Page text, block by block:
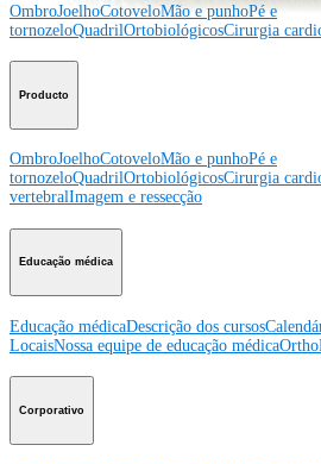
OmbroJoelhoCotoveloMão e punhoPé e
tornozeloQuadrilOrtobiológicosCirurgia
Producto
OmbroJoelhoCotoveloMão e punhoPé e
tornozeloQuadrilOrtobiológicosCirurgia
vertebralImagem e ressecção
Educação médica
Educação médicaDescrição dos cursos
LocaisNossa equipe de educação médica
Corporativo